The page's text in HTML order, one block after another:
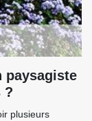
paysagiste
?
plusieurs